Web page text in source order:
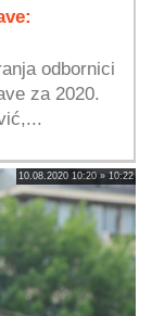
odbornici
za 2020.
10.08.2020 10:20 » 10:22